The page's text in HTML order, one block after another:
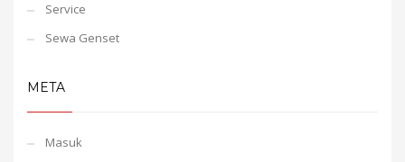
Service
Sewa Genset
META
Masuk